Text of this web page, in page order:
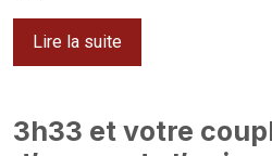
Lire la suite
3h33 et votre